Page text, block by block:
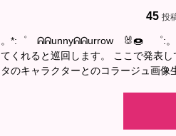
45 投
。*:゜ ᕱᕱunnyᕱᕱurrow 🐰🍩 ゜:。*
てくれると巡回します。 ここで発表
タのキャラクターとのコラージュ画像